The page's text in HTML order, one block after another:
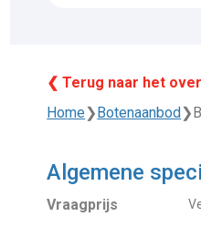
❮ Terug naar het
Home❯ Botenaanbod ❯
Algemene
Vraagprijs